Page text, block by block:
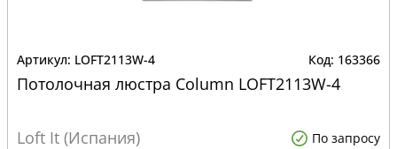
LOFT2113W-4 163366
Потолочная люстра Column LOFT2113W-4
Loft It (Испания) По запросу